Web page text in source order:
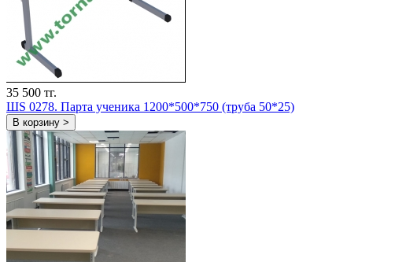
35 500 тг.
ШS 0278. Парта ученика 1200*500*750 (труба 50*25)
В корзину >